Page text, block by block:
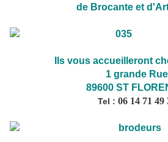
de Brocante et
Ils vous accueilleront
1 grande Rue
89600 ST
Tel : 06 14 71 49